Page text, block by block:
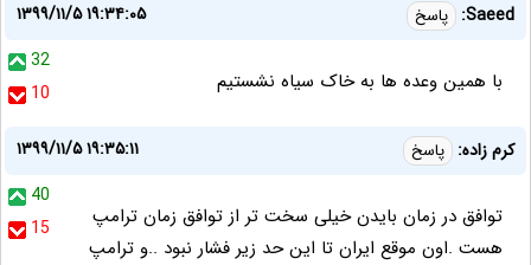
Saeed: پاسخ
۱۳۹۹/۱۱/۵ ۱۹:۳۴:۰۵
32
10
با همین وعده ها به خاک سیاه نشستیم
کرم زاده: پاسخ
۱۳۹۹/۱۱/۵ ۱۹:۳۵:۱۱
40
15
توافق در زمان بایدن خیلی سخت تر از توافق زمان ترامپ
هست .اون موقع ایران تا این حد زیر فشار نبود ..و ترامپ